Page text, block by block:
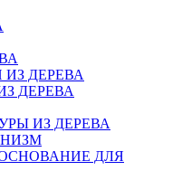
ДЕРЕВА
ДЕРЕВА
ИЗ ДЕРЕВА
ДЛЯ